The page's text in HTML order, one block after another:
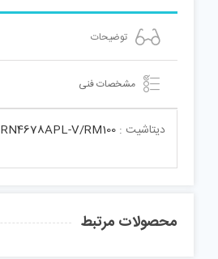
توضیحات
مشخصات فنی
دیتاشیت : RN4678APL-V/RM100
محصولات مرتبط